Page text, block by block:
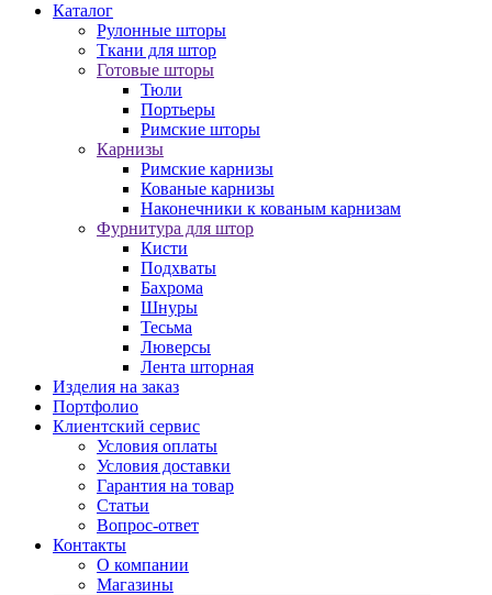
Каталог
Рулонные шторы
Ткани для штор
Готовые шторы
Тюли
Портьеры
Римские шторы
Карнизы
Римские карнизы
Кованые карнизы
Наконечники к кованым карнизам
Фурнитура для штор
Кисти
Подхваты
Бахрома
Шнуры
Тесьма
Люверсы
Лента шторная
Изделия на заказ
Портфолио
Клиентский сервис
Условия оплаты
Условия доставки
Гарантия на товар
Статьи
Вопрос-ответ
Контакты
О компании
Магазины